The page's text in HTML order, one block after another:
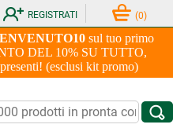
sul tuo primo
DEL 10% SU TUTTO,
(esclusi kit promo)
REGISTRATI (0)